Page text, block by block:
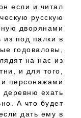
если и читал
русскую
дворянами
под палки в
годоваловы,
на нас из
и для того,
персонажами
деревню ехать
А что будет
дать ему в